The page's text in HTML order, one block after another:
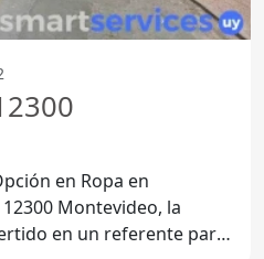
en Ropa en
en un referente para